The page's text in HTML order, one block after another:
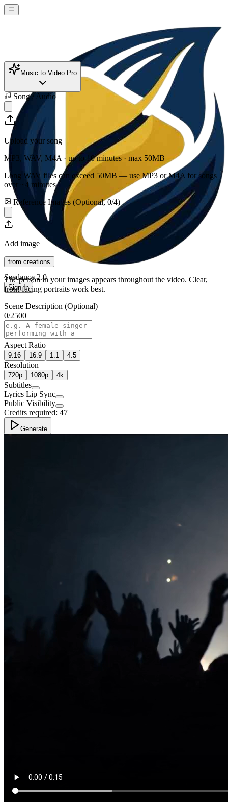
Seedance 2.0
Sign In
Music to Video Pro
Song / Audio
Upload your song
MP3, WAV, M4A · up to 10 minutes · max 50MB
Long WAV files can exceed 50MB — use MP3 or M4A for songs
over ~4 minutes
Reference Images (Optional,0/4)
Add image
from creations
The person in your images appears throughout the video. Clear,
front-facing portraits work best.
Scene Description (Optional)
0/2500
Aspect Ratio
9:16 16:9 1:1 4:5
Resolution
720p 1080p 4k
Subtitles
Lyrics Lip Sync
Public Visibility
Credits required: 47
Generate